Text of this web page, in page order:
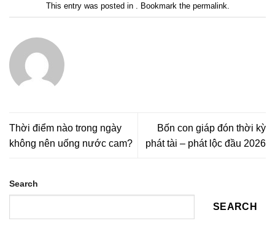
This entry was posted in . Bookmark the permalink
Thời điểm nào trong ngày
không nên uống nước cam?
Bốn con giáp đón thời kỳ
phát tài – phát lộc đầu 2026
Search
SEARCH